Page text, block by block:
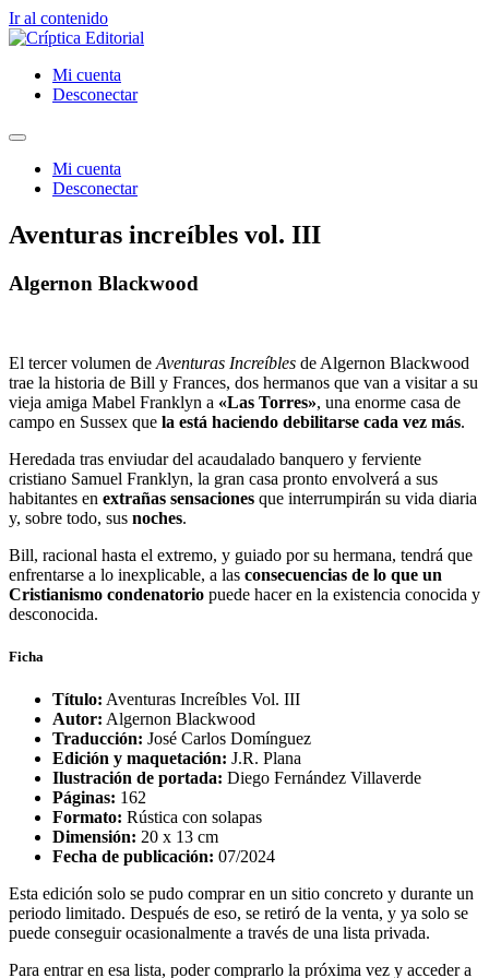
Ir al contenido
Mi cuenta
Desconectar
Mi cuenta
Desconectar
Aventuras increíbles vol. III
Algernon Blackwood
El tercer volumen de Aventuras Increíbles de Algernon Blackwood
trae la historia de Bill y Frances, dos hermanos que van a visitar a su
vieja amiga Mabel Franklyn a «Las Torres», una enorme casa de
campo en Sussex que la está haciendo debilitarse cada vez más.
Heredada tras enviudar del acaudalado banquero y ferviente
cristiano Samuel Franklyn, la gran casa pronto envolverá a sus
habitantes en extrañas sensaciones que interrumpirán su vida diaria
y, sobre todo, sus noches.
Bill, racional hasta el extremo, y guiado por su hermana, tendrá que
enfrentarse a lo inexplicable, a las consecuencias de lo que un
Cristianismo condenatorio puede hacer en la existencia conocida y
desconocida.
Ficha
Título: Aventuras Increíbles Vol. III
Autor: Algernon Blackwood
Traducción: José Carlos Domínguez
Edición y maquetación: J.R. Plana
Ilustración de portada: Diego Fernández Villaverde
Páginas: 162
Formato: Rústica con solapas
Dimensión: 20 x 13 cm
Fecha de publicación: 07/2024
Esta edición solo se pudo comprar en un sitio concreto y durante un
periodo limitado. Después de eso, se retiró de la venta, y ya solo se
puede conseguir ocasionalmente a través de una lista privada.
Para entrar en esa lista, poder comprarlo la próxima vez y acceder a